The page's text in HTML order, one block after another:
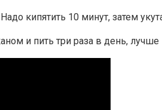
кипятить 10 минут, затем
и пить три раза в день,